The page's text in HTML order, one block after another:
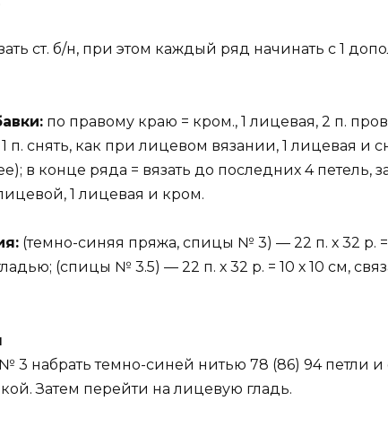
ст. б/н, при этом каждый ряд начинать с 1
по правому краю = кром., 1 лицевая, 2 п.
п. снять, как при лицевом вязании, 1 лицевая и
в конце ряда = вязать до последних 4 петель,
1 лицевая и кром.
(темно-синяя пряжа, спицы № 3) — 22 п. х 32 р. =
(спицы № 3.5) — 22 п. х 32 р. = 10 х 10 см,
3 набрать темно-синей нитью 78 (86) 94 петли и
Затем перейти на лицевую гладь.